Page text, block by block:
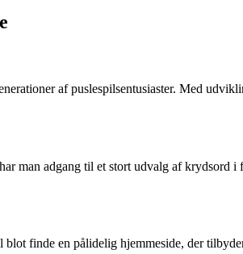
af puslespilsentusiaster. Med
man adgang til et stort udvalg af
finde en pålidelig hjemmeside, der